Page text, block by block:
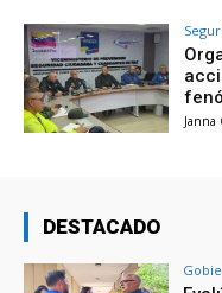
Janna
DESTACADO